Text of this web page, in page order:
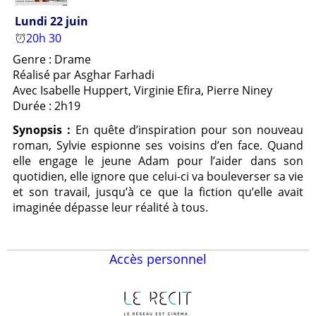
Lundi 22 juin
20h 30
Genre : Drame
Réalisé par Asghar Farhadi
Avec Isabelle Huppert, Virginie Efira, Pierre Niney
Durée : 2h19
Synopsis : En quête d’inspiration pour son nouveau
roman, Sylvie espionne ses voisins d’en face. Quand
elle engage le jeune Adam pour l’aider dans son
quotidien, elle ignore que celui-ci va bouleverser sa vie
et son travail, jusqu’à ce que la fiction qu’elle avait
imaginée dépasse leur réalité à tous.
Accès personnel